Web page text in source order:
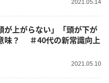
2021.05.14
が上がらない」「頭が下が
味？ ＃40代の新常識向上
2021.05.10